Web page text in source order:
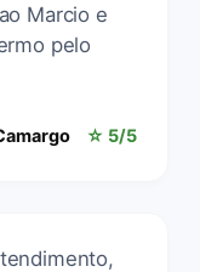
Marcio e
pelo
☆ 5/5